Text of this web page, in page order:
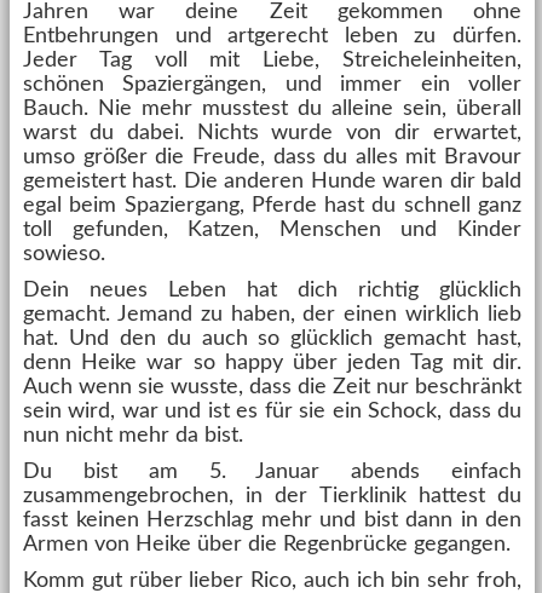
Jahren war deine Zeit gekommen ohne
Entbehrungen und artgerecht leben zu dürfen.
Jeder Tag voll mit Liebe, Streicheleinheiten,
schönen Spaziergängen, und immer ein voller
Bauch. Nie mehr musstest du alleine sein, überall
warst du dabei. Nichts wurde von dir erwartet,
umso größer die Freude, dass du alles mit Bravour
gemeistert hast. Die anderen Hunde waren dir bald
egal beim Spaziergang, Pferde hast du schnell ganz
toll gefunden, Katzen, Menschen und Kinder
sowieso.
Dein neues Leben hat dich richtig glücklich
gemacht. Jemand zu haben, der einen wirklich lieb
hat. Und den du auch so glücklich gemacht hast,
denn Heike war so happy über jeden Tag mit dir.
Auch wenn sie wusste, dass die Zeit nur beschränkt
sein wird, war und ist es für sie ein Schock, dass du
nun nicht mehr da bist.
Du bist am 5. Januar abends einfach
zusammengebrochen, in der Tierklinik hattest du
fasst keinen Herzschlag mehr und bist dann in den
Armen von Heike über die Regenbrücke gegangen.
Komm gut rüber lieber Rico, auch ich bin sehr froh,